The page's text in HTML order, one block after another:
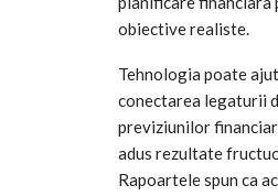
obiective realiste.
Tehnologia poate
conectarea legaturii
previziunilor
adus rezultate
Rapoartele spun ca